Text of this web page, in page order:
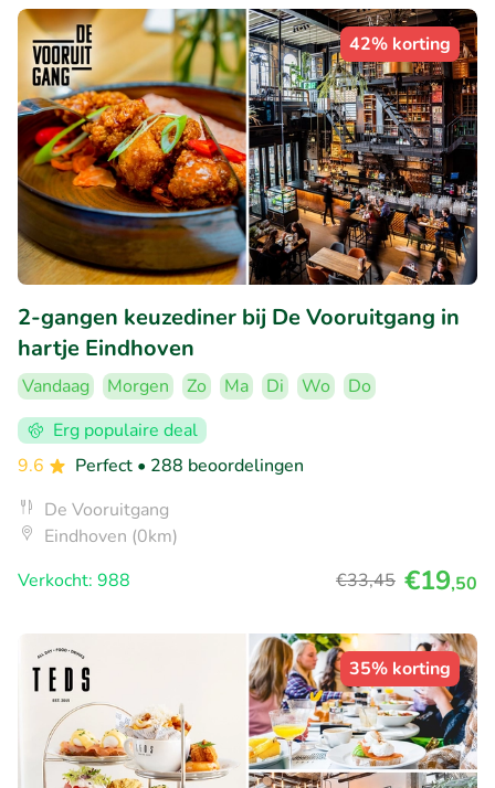
42% korting
2-gangen keuzediner bij De Vooruitgang in
hartje Eindhoven
Vandaag Morgen Zo Ma Di Wo
Do
Erg populaire deal
9.6
Perfect • 288 beoordelingen
De Vooruitgang
Eindhoven (0km)
Verkocht: 988
€33,45 €19,50
35% korting